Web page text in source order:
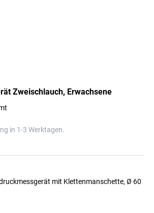
Zweischlauch, Erwachsene
in 1-3 Werktagen.